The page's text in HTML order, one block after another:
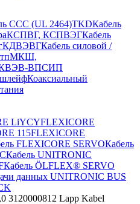
CCC (UL 2464)TKDКабель
КСПВГ, КСПВЭГКабель
КДВЭВГКабель силовой /
МКШ,
ВПСИП
Коаксиальный
LiYCYFLEXICORE
115FLEXICORE
FLEXICORE SERVOКабель
Кабель UNITRONIC
Кабель ÖLFLEX® SERVO
данных UNITRONIC BUS
3120000812 Lapp Kabel